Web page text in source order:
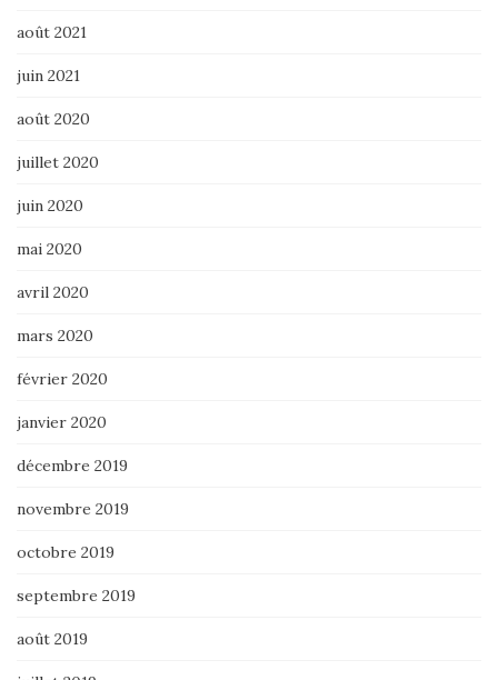
août 2021
juin 2021
août 2020
juillet 2020
juin 2020
mai 2020
avril 2020
mars 2020
février 2020
janvier 2020
décembre 2019
novembre 2019
octobre 2019
septembre 2019
août 2019